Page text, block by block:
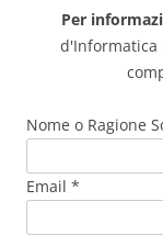
Per
d'Informatica
Nome o Ragione
Email *